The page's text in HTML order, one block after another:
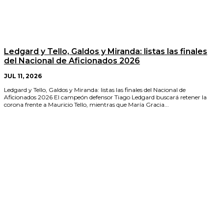
Ledgard y Tello, Galdos y Miranda: listas las finales
del Nacional de Aficionados 2026
JUL 11, 2026
Ledgard y Tello, Galdos y Miranda: listas las finales del Nacional de
Aficionados 2026 El campeón defensor Tiago Ledgard buscará retener la
corona frente a Mauricio Tello, mientras que María Gracia...